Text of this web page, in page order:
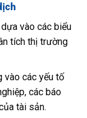
vào các biểu
tích thị trường
các yếu tố
các báo
tài sản.